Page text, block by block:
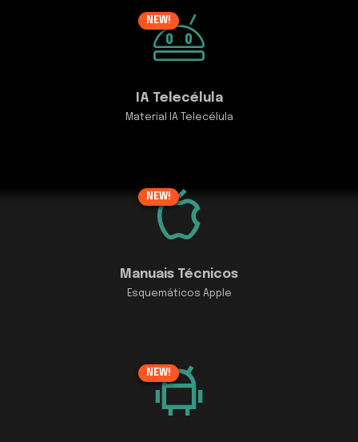
IA Telecélula
Material IA Telecélula
NEW!
Manuais Técnicos
Esquemáticos Apple
NEW!
NEW!